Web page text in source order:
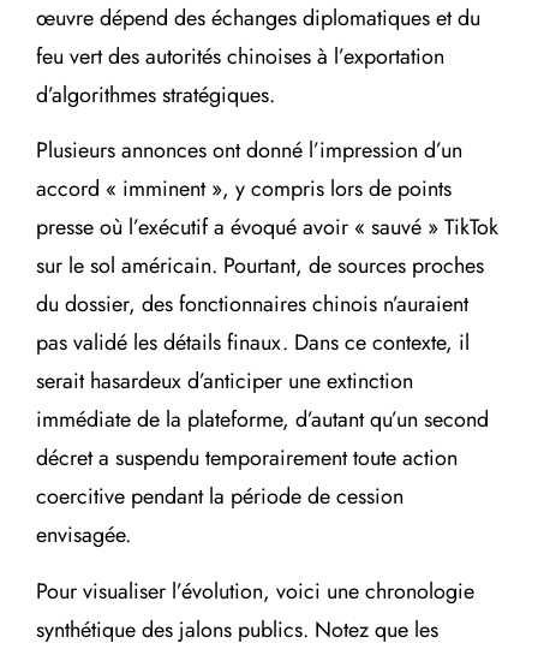
œuvre dépend des échanges diplomatiques et du
feu vert des autorités chinoises à l’exportation
d’algorithmes stratégiques.
Plusieurs annonces ont donné l’impression d’un
accord « imminent », y compris lors de points
presse où l’exécutif a évoqué avoir « sauvé » TikTok
sur le sol américain. Pourtant, de sources proches
du dossier, des fonctionnaires chinois n’auraient
pas validé les détails finaux. Dans ce contexte, il
serait hasardeux d’anticiper une extinction
immédiate de la plateforme, d’autant qu’un second
décret a suspendu temporairement toute action
coercitive pendant la période de cession
envisagée.
Pour visualiser l’évolution, voici une chronologie
synthétique des jalons publics. Notez que les